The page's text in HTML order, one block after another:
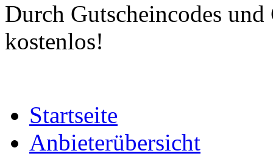
Durch Gutscheincodes
kostenlos!
Startseite
Anbieterübersicht